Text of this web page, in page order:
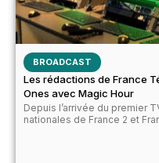
BROADCAST
Les rédactions de France
Ones avec Magic Hour
Depuis l’arrivée du premier
nationales de France 2 et